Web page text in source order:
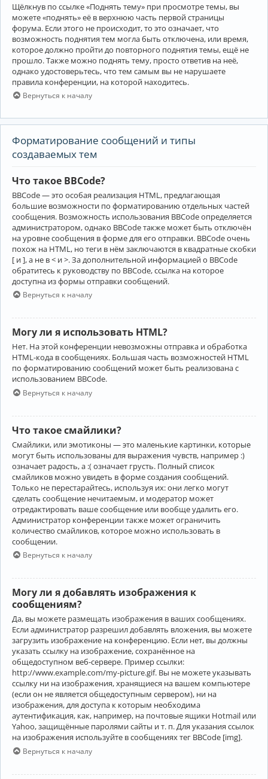
Щёлкнув по ссылке «Поднять тему» при просмотре темы, вы
можете «поднять» её в верхнюю часть первой страницы
форума. Если этого не происходит, то это означает, что
возможность поднятия тем могла быть отключена, или время,
которое должно пройти до повторного поднятия темы, ещё не
прошло. Также можно поднять тему, просто ответив на неё,
однако удостоверьтесь, что тем самым вы не нарушаете
правила конференции, на которой находитесь.
Вернуться к началу
Форматирование сообщений и типы
создаваемых тем
Что такое BBCode?
BBCode — это особая реализация HTML, предлагающая
большие возможности по форматированию отдельных частей
сообщения. Возможность использования BBCode определяется
администратором, однако BBCode также может быть отключён
на уровне сообщения в форме для его отправки. BBCode очень
похож на HTML, но теги в нём заключаются в квадратные скобки
[ и ], а не в < и >. За дополнительной информацией о BBCode
обратитесь к руководству по BBCode, ссылка на которое
доступна из формы отправки сообщений.
Вернуться к началу
Могу ли я использовать HTML?
Нет. На этой конференции невозможны отправка и обработка
HTML-кода в сообщениях. Большая часть возможностей HTML
по форматированию сообщений может быть реализована с
использованием BBCode.
Вернуться к началу
Что такое смайлики?
Смайлики, или эмотиконы — это маленькие картинки, которые
могут быть использованы для выражения чувств, например :)
означает радость, а :( означает грусть. Полный список
смайликов можно увидеть в форме создания сообщений.
Только не перестарайтесь, используя их: они легко могут
сделать сообщение нечитаемым, и модератор может
отредактировать ваше сообщение или вообще удалить его.
Администратор конференции также может ограничить
количество смайликов, которое можно использовать в
сообщении.
Вернуться к началу
Могу ли я добавлять изображения к
сообщениям?
Да, вы можете размещать изображения в ваших сообщениях.
Если администратор разрешил добавлять вложения, вы можете
загрузить изображение на конференцию. Если нет, вы должны
указать ссылку на изображение, сохранённое на
общедоступном веб-сервере. Пример ссылки:
http://www.example.com/my-picture.gif. Вы не можете указывать
ссылку ни на изображения, хранящиеся на вашем компьютере
(если он не является общедоступным сервером), ни на
изображения, для доступа к которым необходима
аутентификация, как, например, на почтовые ящики Hotmail или
Yahoo, защищённые паролями сайты и т. п. Для указания ссылок
на изображения используйте в сообщениях тег BBCode [img].
Вернуться к началу